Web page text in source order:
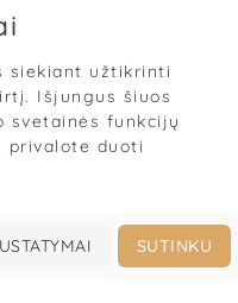
siekiant užtikrinti
Išjungus šiuos
svetainės funkcijų
privalote duoti
SUTINKU